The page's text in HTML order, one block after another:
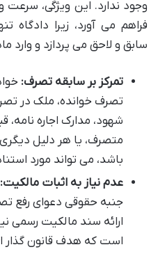
وجود ندارد. این ویژگی،
فراهم می آورد، زیرا
سابق و لاحق می پردازد و
تمرکز بر سابقه تصرف:
تصرف خوانده، ملک در
شهود، مدارک اجاره نامه،
متصرف، یا هر دلیل
باشد، می تواند مورد
عدم نیاز به اثبات مالکیت:
جنبه حقوقی دعوای رفع
ارائه سند مالکیت رسمی
است که هدف قانون گذار